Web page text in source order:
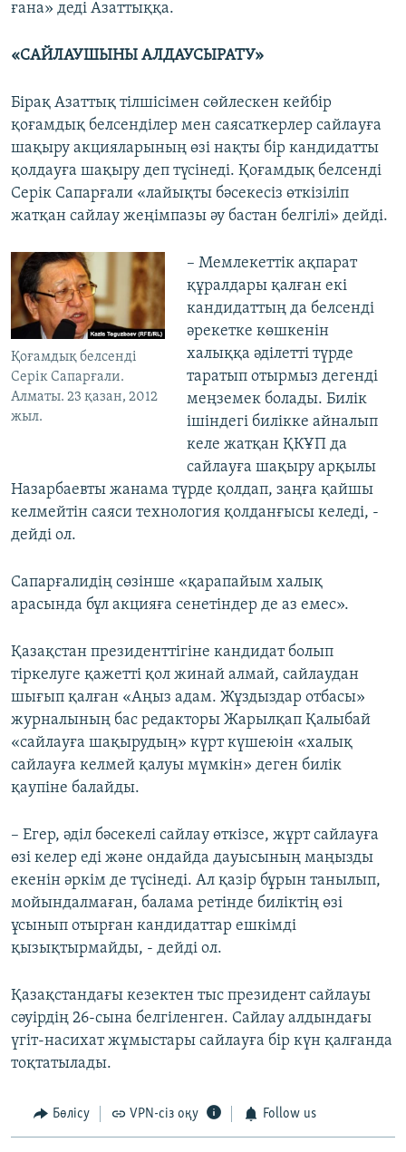
ғана» деді Азаттыққа.
«САЙЛАУШЫНЫ АЛДАУСЫРАТУ»
Бірақ Азаттық тілшісімен сөйлескен кейбір
қоғамдық белсенділер мен саясаткерлер сайлауға
шақыру акцияларының өзі нақты бір кандидатты
қолдауға шақыру деп түсінеді. Қоғамдық белсенді
Серік Сапарғали «лайықты бәсекесіз өткізіліп
жатқан сайлау жеңімпазы әу бастан белгілі» дейді.
Қоғамдық белсенді
Серік Сапарғали.
Aлматы. 23 қазан, 2012
жыл.
– Мемлекеттік ақпарат
құралдары қалған екі
кандидаттың да белсенді
әрекетке көшкенін
халыққа әділетті түрде
таратып отырмыз дегенді
меңземек болады. Билік
ішіндегі билікке айналып
келе жатқан ҚКҰП да
сайлауға шақыру арқылы
Назарбаевты жанама түрде қолдап, заңға қайшы
келмейтін саяси технология қолданғысы келеді, -
дейді ол.
Сапарғалидің сөзінше «қарапайым халық
арасында бұл акцияға сенетіндер де аз емес».
Қазақстан президенттігіне кандидат болып
тіркелуге қажетті қол жинай алмай, сайлаудан
шығып қалған «Аңыз адам. Жұздыздар отбасы»
журналының бас редакторы Жарылқап Қалыбай
«сайлауға шақырудың» күрт күшеюін «халық
сайлауға келмей қалуы мүмкін» деген билік
қаупіне балайды.
– Егер, әділ бәсекелі сайлау өткізсе, жұрт сайлауға
өзі келер еді және ондайда дауысының маңызды
екенін әркім де түсінеді. Ал қазір бұрын танылып,
мойындалмаған, балама ретінде биліктің өзі
ұсынып отырған кандидаттар ешкімді
қызықтырмайды, - дейді ол.
Қазақстандағы кезектен тыс президент сайлауы
сәуірдің 26-сына белгіленген. Сайлау алдындағы
үгіт-насихат жұмыстары сайлауға бір күн қалғанда
тоқтатылады.
Бөлісу VPN-сіз оқу Follow us